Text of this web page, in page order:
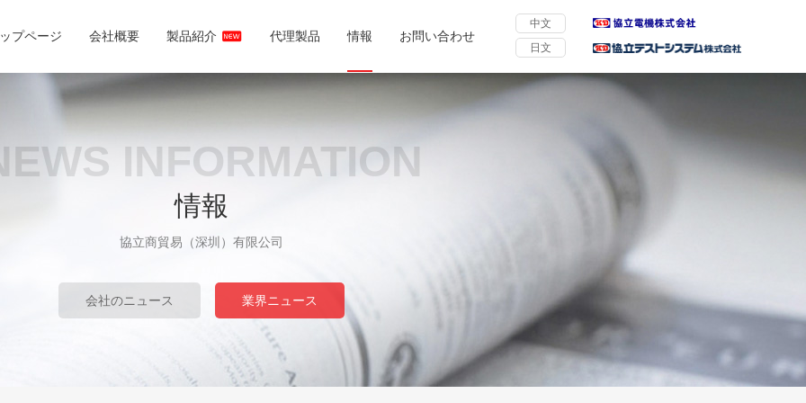
中文
日文
プページ 会社概要 製品紹介 代理製品 情報 お問い合わせ
INFORMATION
情報
協立商貿易（深圳）有限公司
会社のニュース 業界ニュース